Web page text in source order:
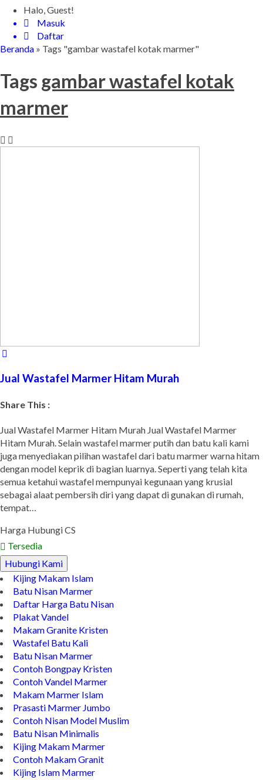
Halo, Guest!
Masuk
Daftar
Beranda » Tags "gambar wastafel kotak marmer"
Tags gambar wastafel kotak
marmer
Jual Wastafel Marmer Hitam Murah
Share This :
Jual Wastafel Marmer Hitam Murah Jual Wastafel Marmer
Hitam Murah. Selain wastafel marmer putih dan batu kali kami
juga menyediakan pilihan wastafel dari batu marmer warna hitam
dengan model keprik di bagian luarnya. Seperti yang telah kita
semua ketahui wastafel mempunyai kegunaan yang krusial
sebagai alaat pembersih diri yang dapat di gunakan di rumah,
tempat…
Harga Hubungi CS
Tersedia
Hubungi Kami
Kijing Makam Islam
Batu Nisan Marmer
Daftar Harga Batu Nisan
Plakat Vandel
Makam Granite Kristen
Wastafel Batu Kali
Batu Nisan Marmer
Contoh Bongpay Kristen
Contoh Vandel Marmer
Makam Marmer Islam
Prasasti Marmer Jumbo
Contoh Nisan Model Muslim
Batu Nisan Minimalis
Kijing Makam Marmer
Contoh Makam Granit
Kijing Islam Marmer